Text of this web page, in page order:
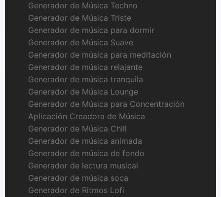
Generador de Música Techno
Generador de Música Triste
Generador de música para dormir
Generador de Música Suave
Generador de música para meditación
Generador de música relajante
Generador de música tranquila
Generador de Música Lounge
Generador de Música para Concentración
Aplicación Creadora de Música
Generador de Música Chill
Generador de música animada
Generador de música de fondo
Generador de lectura musical
Generador de música soca
Generador de Ritmos Lofi